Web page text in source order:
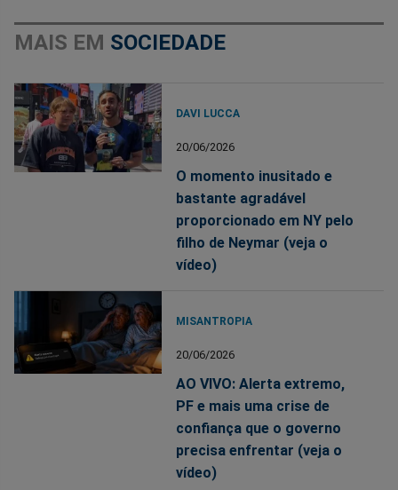
MAIS EM SOCIEDADE
DAVI LUCCA
20/06/2026
O momento inusitado e
bastante agradável
proporcionado em NY pelo
filho de Neymar (veja o
vídeo)
MISANTROPIA
20/06/2026
AO VIVO: Alerta extremo,
PF e mais uma crise de
confiança que o governo
precisa enfrentar (veja o
vídeo)